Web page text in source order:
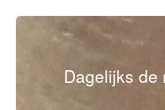
Dagelijks de